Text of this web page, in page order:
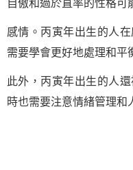
自傲和過於直率的性格可
感情。丙寅年出生的人
需要學會更好地處理和平
此外，丙寅年出生的人
時也需要注意情緒管理和